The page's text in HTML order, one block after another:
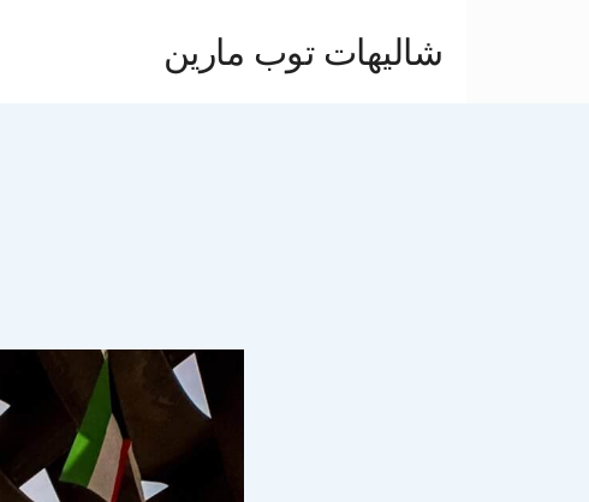
شاليهات توب مارين